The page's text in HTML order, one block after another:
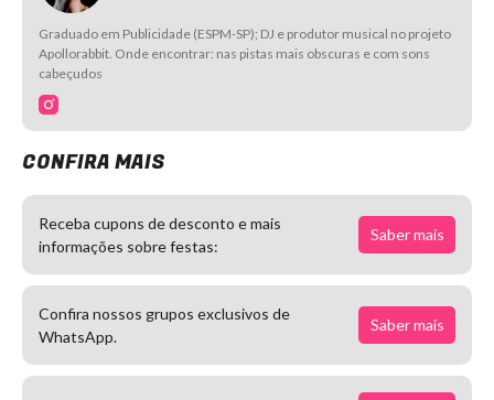
Graduado em Publicidade (ESPM-SP); DJ e produtor musical no projeto
Apollorabbit. Onde encontrar: nas pistas mais obscuras e com sons
cabeçudos
CONFIRA MAIS
Receba cupons de desconto e mais
informações sobre festas:
Saber mais
Confira nossos grupos exclusivos de
WhatsApp.
Saber mais